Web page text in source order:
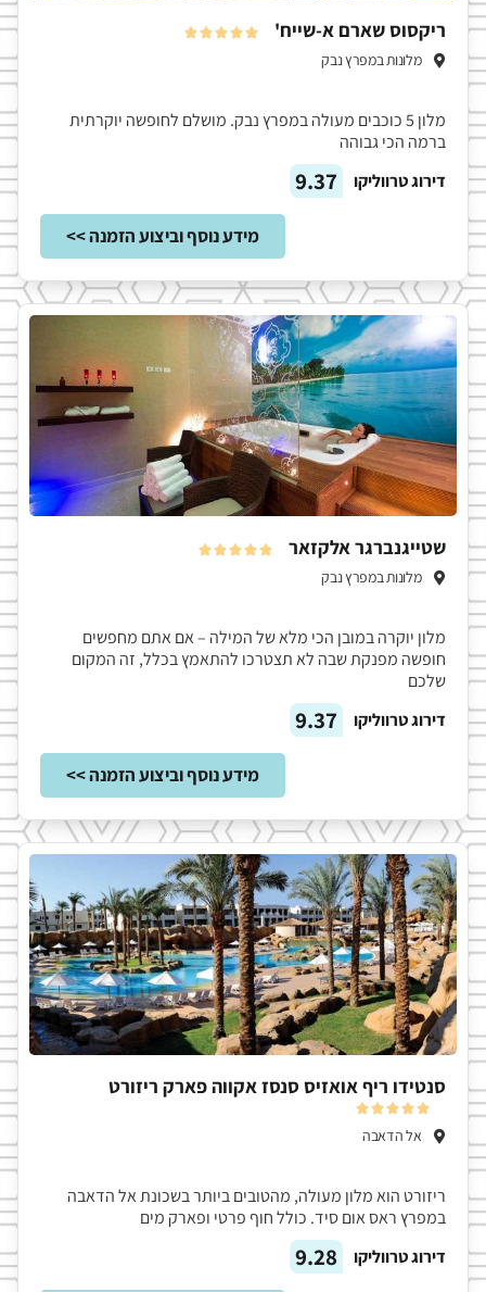
ריקסוס שארם א-שייח' 




מלונות במפרץ נבק
מלון 5 כוכבים מעולה במפרץ נבק. מושלם לחופשה יוקרתית
ברמה הכי גבוהה
דירוג טרווליקו
9.37
מידע נוסף וביצוע הזמנה >>
שטייגנברגר אלקזאר 




מלונות במפרץ נבק
מלון יוקרה במובן הכי מלא של המילה – אם אתם מחפשים
חופשה מפנקת שבה לא תצטרכו להתאמץ בכלל, זה המקום
שלכם
דירוג טרווליקו
9.37
מידע נוסף וביצוע הזמנה >>
סנטידו ריף אואזיס סנסז אקווה פארק ריזורט





אל הדאבה
ריזורט הוא מלון מעולה, מהטובים ביותר בשכונת אל הדאבה
במפרץ ראס אום סיד. כולל חוף פרטי ופארק מים
דירוג טרווליקו
9.28